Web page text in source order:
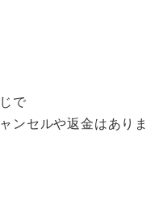
で
ンセルや返金はありま